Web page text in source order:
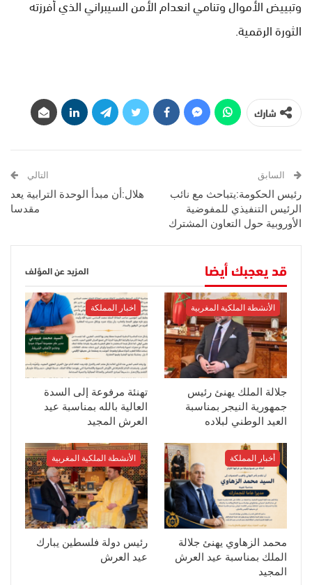
وتبييض الأموال وتنامي انعدام الأمن السيبراني الذي أفرزته
الثورة الرقمية.
شارك
السابق
رئيس الحكومة:يتباحث مع نائب
الرئيس التنفيذي للمفوضية
الأوروبية حول التعاون المشترك
التالي
هلال:أن مبدأ الوحدة الترابية يعد
مقدسا
قد يعجبك أيضا المزيد عن المؤلف
الأنشطة الملكية المغربية
جلالة الملك يهنئ رئيس
جمهورية النيجر بمناسبة
العيد الوطني لبلاده
اخبار المملكة
تهنئة مرفوعة إلى السدة
العالية بالله بمناسبة عيد
العرش المجيد
أخبار المملكة
محمد الزهاوي يهنئ جلالة
الملك بمناسبة عيد العرش
المجيد
الأنشطة الملكية المغربية
رئيس دولة فلسطين يبارك
عيد العرش